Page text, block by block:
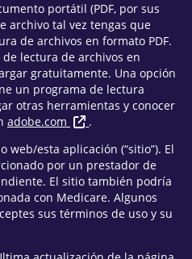
portátil (PDF, por sus
archivo tal vez tengas que
de archivos en formato PDF.
lectura de archivos en
gratuitamente. Una opción
un programa de lectura
otras herramientas y conocer
adobe.com
.
web/esta aplicación (“sitio”). El
por un prestador de
El sitio también podría
con Medicare. Algunos
sus términos de uso y su